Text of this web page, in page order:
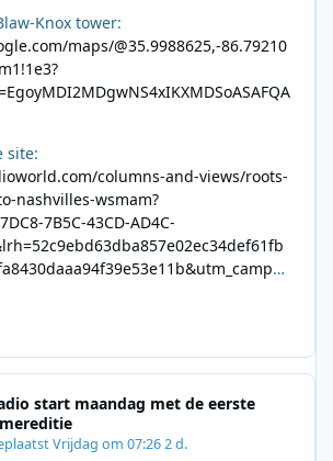
Knox tower:
maps/@35.9988625,-86.79210
site:
columns-and-views/roots-
nashvilles-wsmam?
7B5C-43CD-AD4C-
start maandag met de eerste
Vrijdag om 07:262 d.